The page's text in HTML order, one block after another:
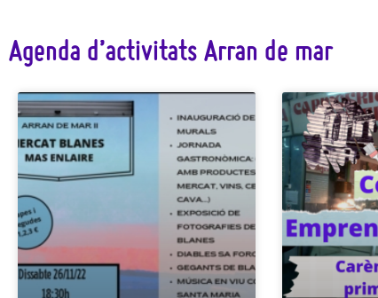
Agenda d’activitats Arran de mar